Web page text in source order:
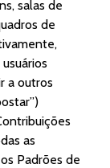
salas de
de
a outros
as
Padrões de